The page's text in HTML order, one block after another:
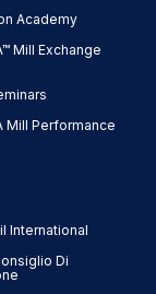
Academy
Mill Exchange
Mill Performance
International
Di